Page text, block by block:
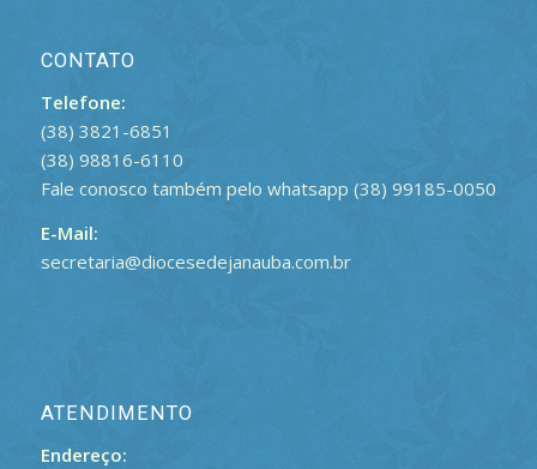
CONTATO
Telefone:
(38) 3821-6851
(38) 98816-6110
Fale conosco também pelo whatsapp (38) 99185-0050
E-Mail:
secretaria@diocesedejanauba.com.br
ATENDIMENTO
Endereço: